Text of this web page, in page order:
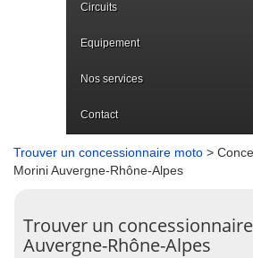
Circuits
Equipement
Nos services
Contact
Trouver un concessionnaire moto >
Morini Auvergne-Rhône-Alpes
Trouver un
Auvergne-Rhône-Alpes